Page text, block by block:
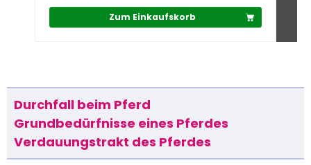
Zum Einkaufskorb
Durchfall beim Pferd
Grundbedürfnisse eines Pferdes
Verdauungstrakt des Pferdes